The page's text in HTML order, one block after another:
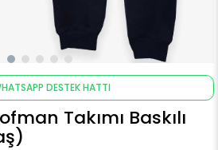
DESTEK HATTI
Takımı Baskılı